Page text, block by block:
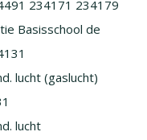
234171 234179
Basisschool de
lucht (gaslucht)
lucht